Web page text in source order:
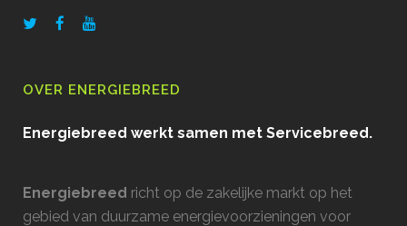
OVER ENERGIEBREED
Energiebreed werkt samen met Servicebreed.
Energiebreed richt op de zakelijke markt op het
gebied van duurzame energievoorzieningen voor